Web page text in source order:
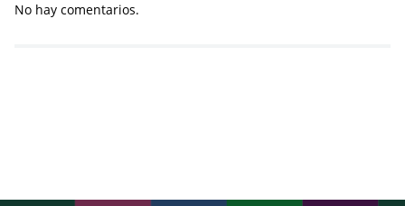
No hay comentarios.